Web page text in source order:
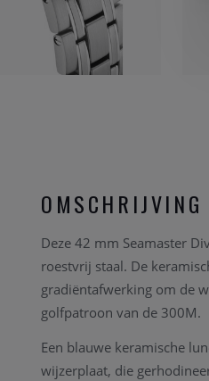
OMSCHRIJVING
Deze 42 mm Seamaster
roestvrij staal. De
gradiëntafwerking om de
golfpatroon van de 300M.
Een blauwe keramische
wijzerplaat, die